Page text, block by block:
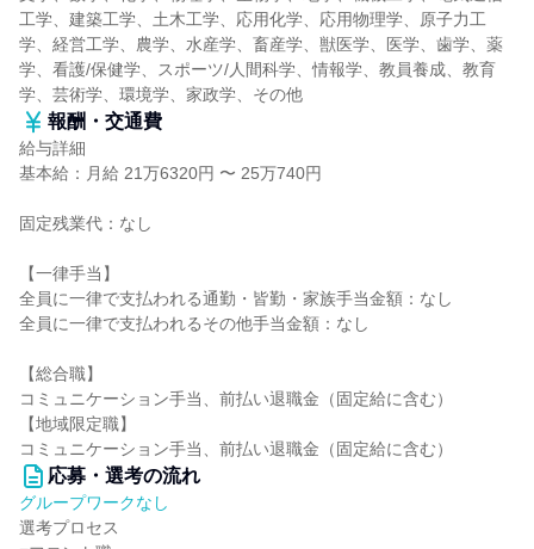
工学、建築工学、土木工学、応用化学、応用物理学、原子力工
学、経営工学、農学、水産学、畜産学、獣医学、医学、歯学、薬
学、看護/保健学、スポーツ/人間科学、情報学、教員養成、教育
学、芸術学、環境学、家政学、その他
報酬・交通費
給与詳細
基本給：月給 21万6320円 〜 25万740円
固定残業代：なし
【一律手当】
全員に一律で支払われる通勤・皆勤・家族手当金額：なし
全員に一律で支払われるその他手当金額：なし
【総合職】
コミュニケーション手当、前払い退職金（固定給に含む）
【地域限定職】
コミュニケーション手当、前払い退職金（固定給に含む）
応募・選考の流れ
グループワークなし
選考プロセス